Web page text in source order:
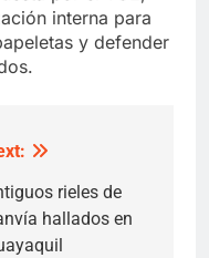
interna para
y defender
rieles de
hallados en